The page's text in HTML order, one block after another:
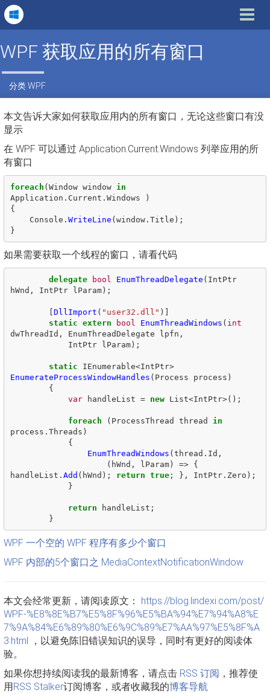
Toggle
WPF 获取应用的所有窗口
分类WPF
本文告诉大家如何获取应用内的所有窗口，无论这些窗口有没
显示
在 WPF 可以通过 Application.Current.Windows 列举应用的所
有窗口
foreach (Window window
in
Application . Current . Windows
)
{
Console . WriteLine (window. Title );
}
如果需要获取一个线程的窗口，请看代码
delegate bool EnumThreadDelegate ( IntPtr
hWnd , IntPtr lParam);
[DllImport ( "user32.dll" )]
static extern bool EnumThreadWindows ( int
dwThreadId , EnumThreadDelegate lpfn ,
IntPtr
lParam);
static IEnumerable<IntPtr>
EnumerateProcessWindowHandles ( Process process )
{
var
handleList = new List<IntPtr>();
foreach ( ProcessThread thread
in
process . Threads )
{
EnumThreadWindows (thread . Id ,
( hWnd , lParam) =>
{
handleList . Add ( hWnd ); return true; }, IntPtr. Zero );
}
return handleList ;
}
WPF 一个空的 WPF 程序有多少个窗口
WPF 内部的5个窗口之 MediaContextNotificationWindow
本文会经常更新，请阅读原文： https://blog.lindexi.com/post/
WPF-%E8%8E%B7%E5%8F%96%E5%BA%94%E7%94%A8%E
7%9A%84%E6%89%80%E6%9C%89%E7%AA%97%E5%8F%A
3.html ，以避免陈旧错误知识的误导，同时有更好的阅读体
验。
如果你想持续阅读我的最新博客，请点击 RSS 订阅 ，推荐使
用RSS Stalker订阅博客，或者收藏我的博客导航